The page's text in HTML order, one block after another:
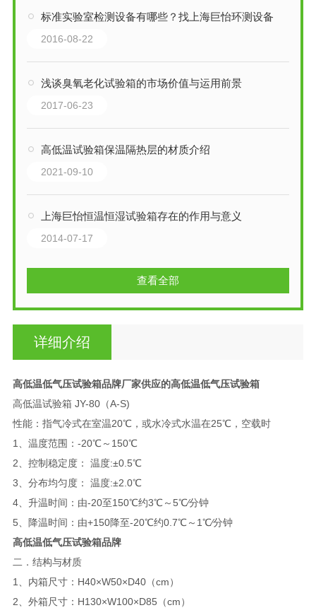
标准实验室检测设备有哪些？找上海巨怡环测设备
2016-08-22
浅谈臭氧老化试验箱的市场价值与运用前景
2017-06-23
高低温试验箱保温隔热层的材质介绍
2021-09-10
上海巨怡恒温恒湿试验箱存在的作用与意义
2014-07-17
查看全部
详细介绍
高低温低气压试验箱品牌厂家供应的高低温低气压试验箱
高低温试验箱 JY-80（A-S)
性能：指气冷式在室温20℃，或水冷式水温在25℃，空载时
1、温度范围：-20℃～150℃
2、控制稳定度： 温度:±0.5℃
3、分布均匀度： 温度:±2.0℃
4、升温时间：由-20至150℃约3℃～5℃∕分钟
5、降温时间：由+150降至-20℃约0.7℃～1℃∕分钟
高低温低气压试验箱品牌
二．结构与材质
1、内箱尺寸：H40×W50×D40（cm）
2、外箱尺寸：H130×W100×D85（cm）